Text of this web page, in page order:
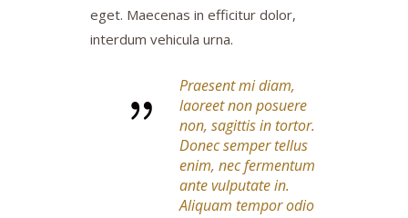
eget. Maecenas in efficitur dolor,
interdum vehicula urna.
Praesent mi diam,
laoreet non posuere
non, sagittis in tortor.
Donec semper tellus
enim, nec fermentum
ante vulputate in.
Aliquam tempor odio